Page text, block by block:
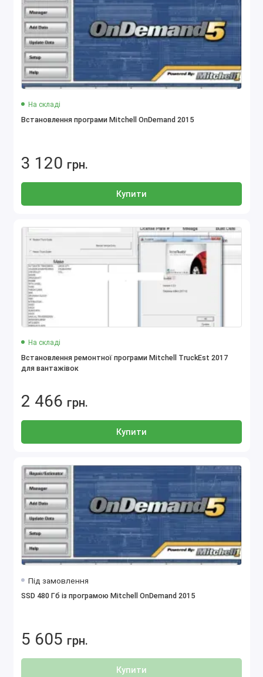
На складі
Встановлення програми Mitchell OnDemand 2015
3 120 грн.
Купити
На складі
Встановлення ремонтної програми Mitchell TruckEst 2017
для вантажівок
2 466 грн.
Купити
Під замовлення
SSD 480 Гб із програмою Mitchell OnDemand 2015
5 605 грн.
Купити